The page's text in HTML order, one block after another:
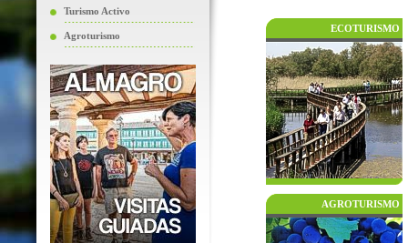
Turismo Activo
Agroturismo
ECOTURISMO
AGROTURISMO